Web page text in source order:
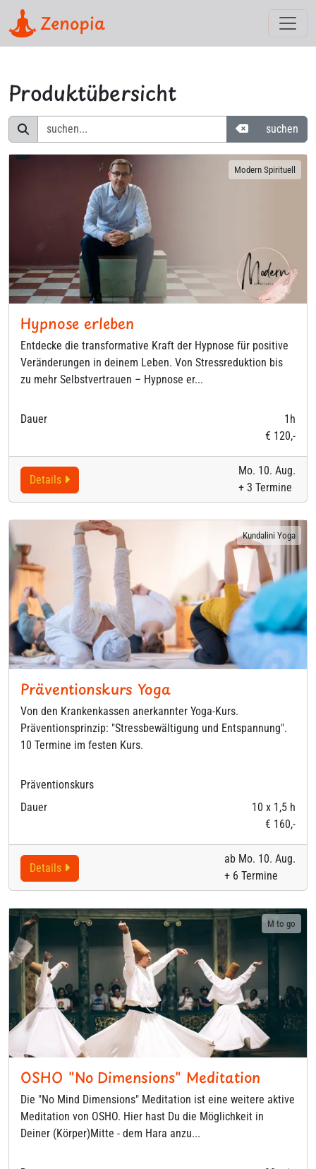
Zenopia
Produktübersicht
Suchbegriffe
suchen
Modern Spirituell
Hypnose erleben
Entdecke die transformative Kraft der Hypnose für positive
Veränderungen in deinem Leben. Von Stressreduktion bis
zu mehr Selbstvertrauen – Hypnose er...
Dauer
1h
€ 120,-
Mo. 10. Aug.
+ 3 Termine
Details
Kundalini Yoga
Präventionskurs Yoga
Von den Krankenkassen anerkannter Yoga-Kurs.
Präventionsprinzip: "Stressbewältigung und Entspannung".
10 Termine im festen Kurs.
Präventionskurs
Dauer
10 x 1,5 h
€ 160,-
ab Mo. 10. Aug.
+ 6 Termine
Details
M to go
OSHO "No Dimensions" Meditation
Die "No Mind Dimensions" Meditation ist eine weitere aktive
Meditation von OSHO. Hier hast Du die Möglichkeit in
Deiner (Körper)Mitte - dem Hara anzu...